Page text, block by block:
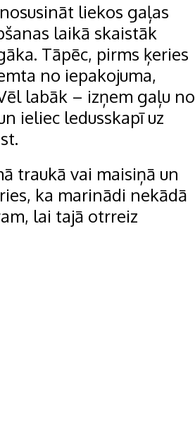
liekos gaļas
laikā skaistāk
Tāpēc, pirms ķeries
no iepakojuma,
labāk – izņem gaļu no
ieliec ledusskapī uz
traukā vai maisiņā un
ka marinādi nekādā
lai tajā otrreiz